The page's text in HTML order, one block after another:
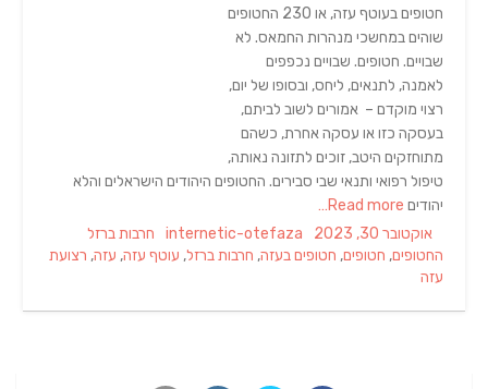
חטופים בעוטף עזה, או 230 החטופים
שוהים במחשכי מנהרות החמאס. לא
שבויים. חטופים. שבויים נכפפים
לאמנה, לתנאים, ליחס, ובסופו של יום,
רצוי מוקדם – אמורים לשוב לביתם,
בעסקה כזו או עסקה אחרת, כשהם
מתוחזקים היטב, זוכים לתזונה נאותה,
טיפול רפואי ותנאי שבי סבירים. החטופים היהודים הישראלים והלא
יהודיםRead more…
Posted
on
אוקטובר 30, 2023 Author
internetic-otefaza
Categories
חרבות ברזל
החטופים,חטופים,חטופים בעזה,חרבות ברזל,עוטף עזה,עזה,רצועת
עזה